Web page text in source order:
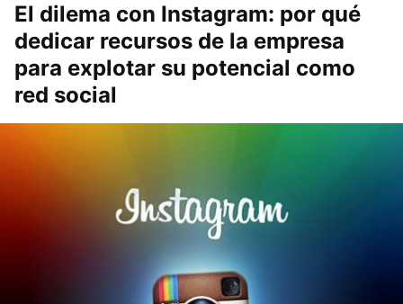
El dilema con Instagram: por qué
dedicar recursos de la empresa
para explotar su potencial como
red social